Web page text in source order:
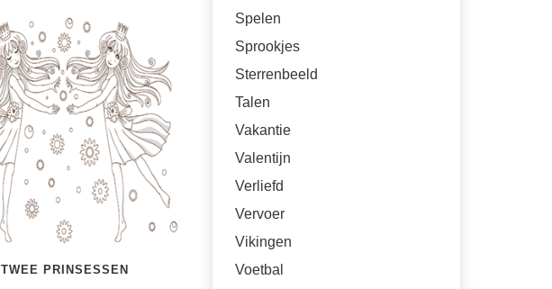
TWEE PRINSESSEN
Spelen
Sprookjes
Sterrenbeeld
Talen
Vakantie
Valentijn
Verliefd
Vervoer
Vikingen
Voetbal